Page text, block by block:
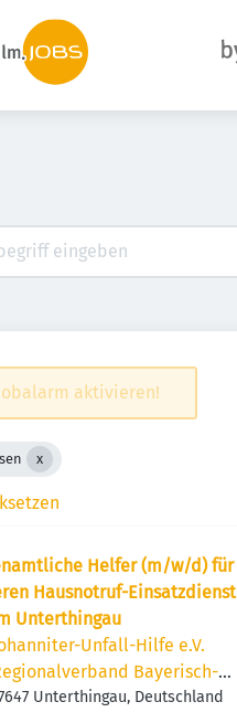
aktivieren!
Helfer (m/w/d) für
Hausnotruf-Einsatzdienst
Unterthingau
Unfall-Hilfe e.V.
Bayerisch-
Unterthingau, Deutschland